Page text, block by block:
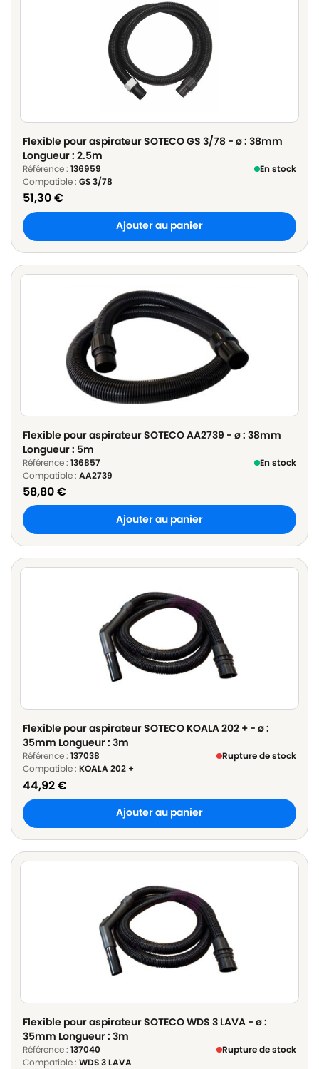
Flexible pour aspirateur SOTECO GS 3/78 - ø : 38mm
Longueur : 2.5m
Référence : 136959
En stock
Compatible : GS 3/78
51,30€
Ajouter au panier
Flexible pour aspirateur SOTECO AA2739 - ø : 38mm
Longueur : 5m
Référence : 136857
En stock
Compatible : AA2739
58,80€
Ajouter au panier
Flexible pour aspirateur SOTECO KOALA 202 + - ø :
35mm Longueur : 3m
Référence : 137038
Rupture de stock
Compatible : KOALA 202 +
44,92€
Ajouter au panier
Flexible pour aspirateur SOTECO WDS 3 LAVA - ø :
35mm Longueur : 3m
Référence : 137040
Rupture de stock
Compatible : WDS 3 LAVA